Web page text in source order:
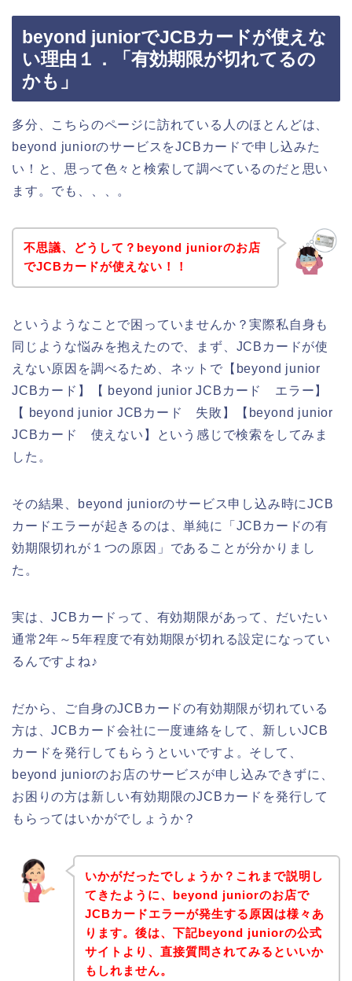
beyond juniorでJCBカードが使えな
い理由１．「有効期限が切れてるの
かも」
多分、こちらのページに訪れている人のほとんどは、
beyond juniorのサービスをJCBカードで申し込みた
い！と、思って色々と検索して調べているのだと思い
ます。でも、、、。
不思議、どうして？beyond juniorのお店
でJCBカードが使えない！！
というようなことで困っていませんか？実際私自身も
同じような悩みを抱えたので、まず、JCBカードが使
えない原因を調べるため、ネットで【beyond junior
JCBカード】【 beyond junior JCBカード エラー】
【 beyond junior JCBカード 失敗】【beyond junior
JCBカード 使えない】という感じで検索をしてみま
した。
その結果、beyond juniorのサービス申し込み時にJCB
カードエラーが起きるのは、単純に「JCBカードの有
効期限切れが１つの原因」であることが分かりまし
た。
実は、JCBカードって、有効期限があって、だいたい
通常2年～5年程度で有効期限が切れる設定になってい
るんですよね♪
だから、ご自身のJCBカードの有効期限が切れている
方は、JCBカード会社に一度連絡をして、新しいJCB
カードを発行してもらうといいですよ。そして、
beyond juniorのお店のサービスが申し込みできずに、
お困りの方は新しい有効期限のJCBカードを発行して
もらってはいかがでしょうか？
いかがだったでしょうか？これまで説明し
てきたように、beyond juniorのお店で
JCBカードエラーが発生する原因は様々あ
ります。後は、下記beyond juniorの公式
サイトより、直接質問されてみるといいか
もしれません。